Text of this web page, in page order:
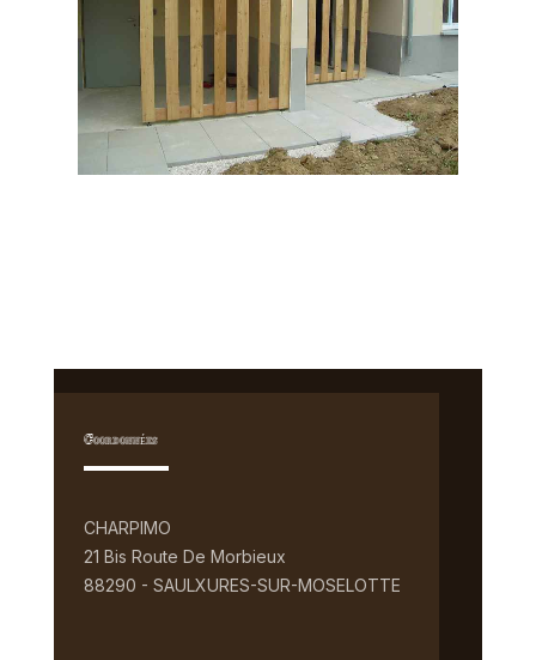
Coordonnées
CHARPIMO
21 Bis Route De Morbieux
88290 - SAULXURES-SUR-MOSELOTTE